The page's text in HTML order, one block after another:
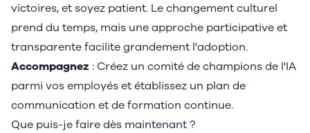
victoires, et soyez patient. Le changement culturel
prend du temps, mais une approche participative et
transparente facilite grandement l'adoption.
Accompagnez : Créez un comité de champions de l'IA
parmi vos employés et établissez un plan de
communication et de formation continue.
Que puis-je faire dès maintenant ?